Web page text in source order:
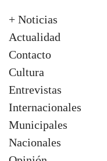
+ Noticias
Actualidad
Contacto
Cultura
Entrevistas
Internacionales
Municipales
Nacionales